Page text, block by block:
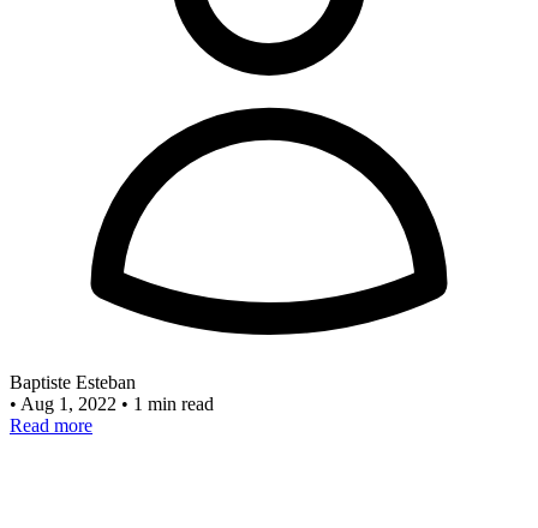
Baptiste Esteban
• Aug 1, 2022 • 1 min read
Read more